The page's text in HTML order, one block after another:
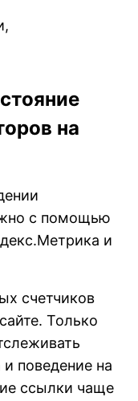
на
с помощью
и
счетчиков
Только
поведение на
ссылки чаще